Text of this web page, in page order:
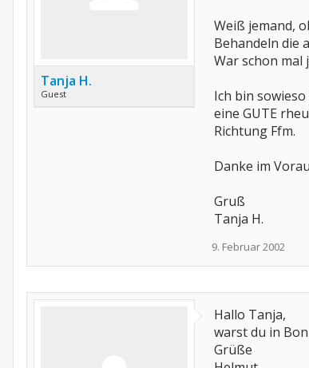
Tanja H.
Guest
Weiß jemand,
Behandeln die
War schon mal
Ich bin
eine GUTE
Richtung Ffm.
Danke im
Gruß
Tanja H.
9. Februar 2002
Hallo Tanja,
warst du in
Grüße